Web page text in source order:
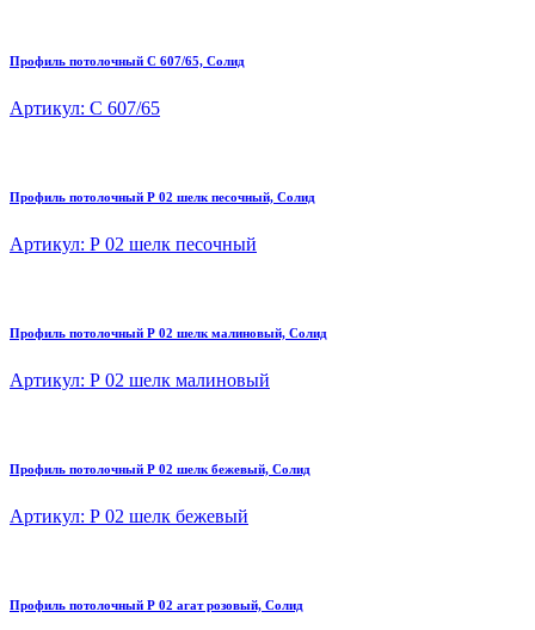
Профиль потолочный C 607/65, Солид
Артикул: C 607/65
Профиль потолочный Р 02 шелк песочный, Солид
Артикул: Р 02 шелк песочный
Профиль потолочный Р 02 шелк малиновый, Солид
Артикул: Р 02 шелк малиновый
Профиль потолочный Р 02 шелк бежевый, Солид
Артикул: Р 02 шелк бежевый
Профиль потолочный Р 02 агат розовый, Солид